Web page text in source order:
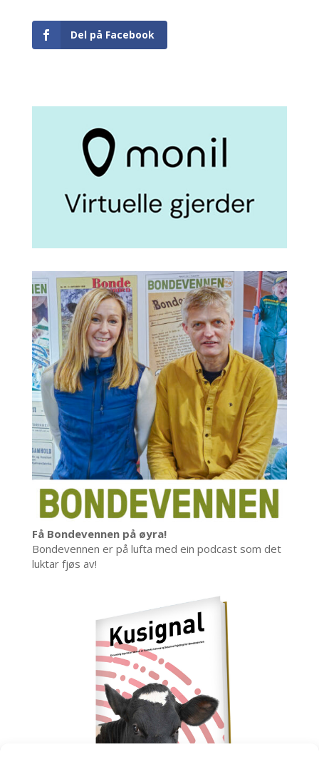
Del på Facebook
Få Bondevennen på øyra!
Bondevennen er på lufta med ein podcast som det
luktar fjøs av!